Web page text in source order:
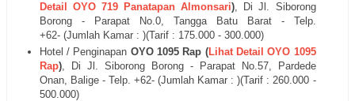
Detail OYO 719 Panatapan Almonsari), DiJl. Siborong
Borong - Parapat No.0, Tangga Batu Barat - Telp.
+62-(Jumlah Kamar : )(Tarif : 175.000 - 300.000)
Hotel / Penginapan OYO 1095 Rap (Lihat DetailOYO 1095
Rap), Di Jl. Siborong Borong - Parapat No.57, Pardede
Onan, Balige - Telp. +62-(Jumlah Kamar : )(Tarif : 260.000 -
500.000)